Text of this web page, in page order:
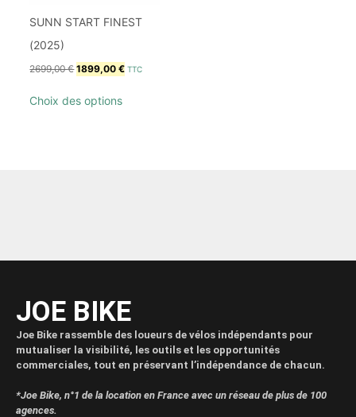
SUNN START FINEST
(2025)
2699,00€ 1899,00€ TTC
Choix des options
JOE BIKE
Joe Bike rassemble des loueurs de vélos indépendants pour
mutualiser la visibilité, les outils et les opportunités
commerciales, tout en préservant l’indépendance de chacun.
*Joe Bike, n°1 de la location en France avec un réseau de plus de 100
agences.